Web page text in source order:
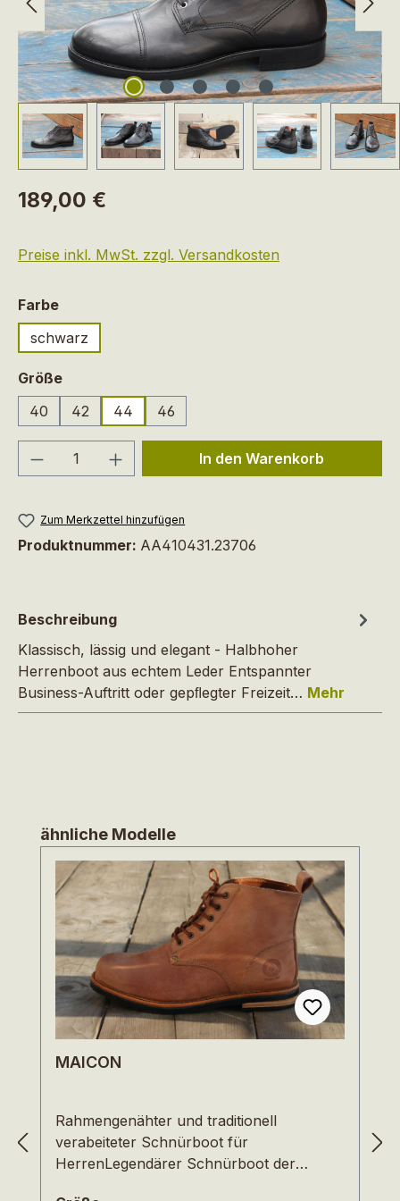
Regulärer Preis:
189,00 €
Preise inkl. MwSt. zzgl. Versandkosten
Farbeauswählen
schwarz
Größeauswählen
40
42 44 46
Produkt Anzahl: Gib denIn den Warenkorb
Zum Merkzettel hinzufügen
Produktnummer: AA410431.23706
Beschreibung
Klassisch, lässig und elegant - Halbhoher
Herrenboot aus echtem Leder Entspannter
Business-Auftritt oder gepﬂegter Freizeit… Mehr
Produktgalerie überspringen
ähnliche Modelle
MAICON
Rahmengenähter und traditionell
verabeiteter Schnürboot für
HerrenLegendärer Schnürboot der